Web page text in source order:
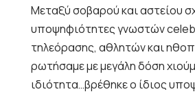
Μεταξύ σοβαρού και αστείου
υποψηφιότητες γνωστών
τηλεόρασης, αθλητών και
ρωτήσαμε με μεγάλη δόση
ιδιότητα…βρέθηκε ο ίδιος